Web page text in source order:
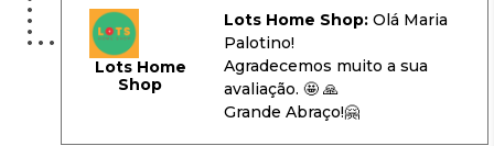
Lots Home
Shop
Lots Home Shop: Olá Maria
Palotino!
Agradecemos muito a sua
avaliação. 🤩 🙏
Grande Abraço!🤗